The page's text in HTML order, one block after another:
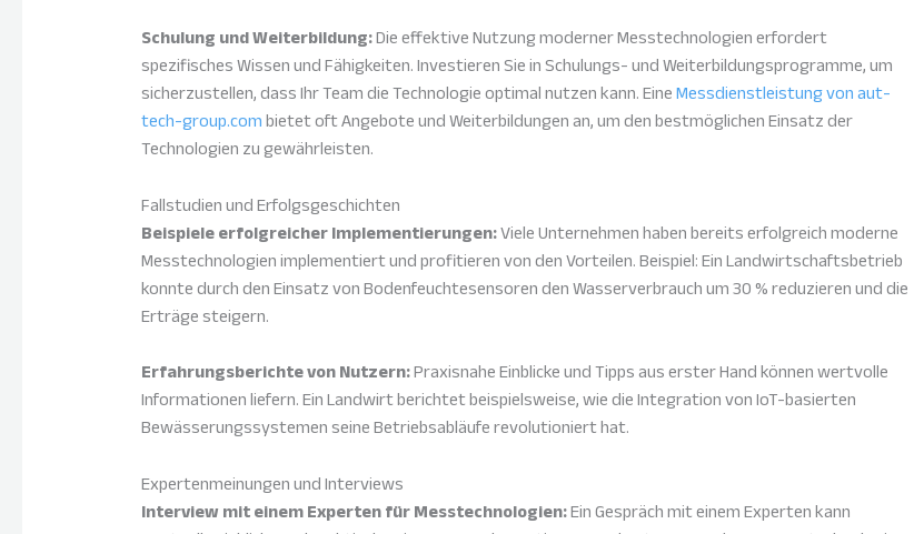
Schulung und Weiterbildung:Die effektive Nutzung moderner Messtechnologien erfordert
spezifisches Wissen und Fähigkeiten. Investieren Sie in Schulungs- und Weiterbildungsprogramme, um
sicherzustellen, dass Ihr Team die Technologie optimal nutzen kann. EineMessdienstleistung von aut-
tech-group.combietet oft Angebote und Weiterbildungen an, um den bestmöglichen Einsatz der
Technologien zu gewährleisten.
Fallstudien und Erfolgsgeschichten
Beispiele erfolgreicher Implementierungen:Viele Unternehmen haben bereits erfolgreich moderne
Messtechnologien implementiert und profitieren von den Vorteilen. Beispiel: Ein Landwirtschaftsbetrieb
konnte durch den Einsatz von Bodenfeuchtesensoren den Wasserverbrauch um 30 % reduzieren und die
Erträge steigern.
Erfahrungsberichte von Nutzern:Praxisnahe Einblicke und Tipps aus erster Hand können wertvolle
Informationen liefern. Ein Landwirt berichtet beispielsweise, wie die Integration von IoT-basierten
Bewässerungssystemen seine Betriebsabläufe revolutioniert hat.
Expertenmeinungen und Interviews
Interview mit einem Experten für Messtechnologien:Ein Gespräch mit einem Experten kann